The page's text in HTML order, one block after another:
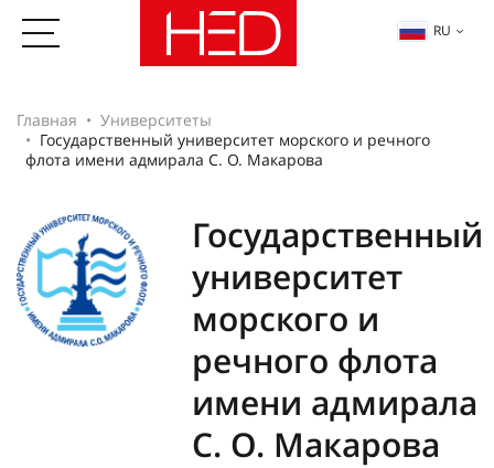
RU
Главная
Университеты
Государственный университет морского и речного
флота имени адмирала С. О. Макарова
Государственный
университет
морского и
речного флота
имени адмирала
С. О. Макарова